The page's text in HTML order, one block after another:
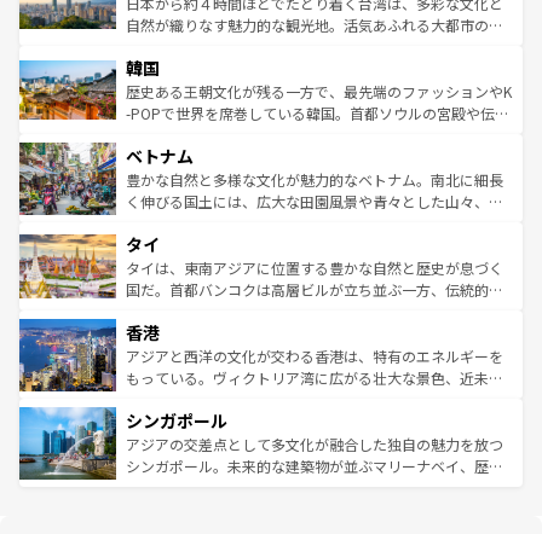
ク、伝統的なフラダンスなど、すべてがハワイの魅力を彩
ワイを、存分に味わってほしい。 なお、新着のハワイ情報
はコンテンツ一覧を参照してほしい。
ど、見どころがたくさん。また、カフェやワイン、オージ
いる。アクティビティも充実しており、サーフィンやダイ
ビング、ハイキングなど、アウトドア好きにはたまらな
い。オーストラリアの多彩な魅力を存分に味わいつくそ
参照してほしい。
自然が織りなす魅力的な観光地。活気あふれる大都市の台
ン）、静ひつな山岳地帯である台湾東部など、都市の喧騒
と山間の静けさが共存しており、訪れる人に新しい発見と
驚きをもたらしてくれる。また、奥深い台湾の食文化も魅
容にもいいと評判のスイーツなど、バラエティ豊かな料理
が味わえる。 なお、新着の台湾情報は コンテンツ一覧を参
照してほしい。
韓国
歴史ある王朝文化が残る一方で、最先端のファッションやK
-POPで世界を席巻している韓国。首都ソウルの宮殿や伝統
き、地方に足を延ばせば四季折々の自然美を楽しむことが
できる。そして、キムチや焼肉、絶品のストリートフード
まで、さまざまな韓国料理が待っている。夜には、韓国な
リティに包まれながら、韓国の多彩な魅力を心ゆくまで味
わってみてほしい。 なお、新着の韓国情報はコンテンツ一
覧を参照してほしい。
ベトナム
豊かな自然と多様な文化が魅力的なベトナム。南北に細長
く伸びる国土には、広大な田園風景や青々とした山々、世
急速な発展と共に伝統が息づく。ハノイの古い町並みやホ
ーチミン市のフランス統治時代の建物も、独特の雰囲気を
醸し出している。また、バラエティの豊かさとおいしさで
とつ。フォーやバインミー、ベトナムコーヒーなどは、ぜ
ひ現地で味わいたい。どの地域を訪れてもあたたかい人々
が旅行者を迎えてくれるので、きっと忘れられない旅にな
参照してほしい。
タイ
タイは、東南アジアに位置する豊かな自然と歴史が息づく
国だ。首都バンコクは高層ビルが立ち並ぶ一方、伝統的な
の活気が交差している。北部ではチェンマイなどの山岳地
帯で自然と触れ合い、南部ではプーケットやクラビの美し
いビーチでリゾート気分を楽しむことができる。タイ料理
激する。気候は一年中温暖で、どの季節にも異なる楽しみ
が待っている。親しみやすいタイの人々、仏教を中心とし
た文化、そして多様な観光資源が、訪れる旅人を魅了し続
香港
アジアと西洋の文化が交わる香港は、特有のエネルギーを
もっている。ヴィクトリア湾に広がる壮大な景色、近未来
み、どこを訪れても感動するはず。観光スポットが密集し
ており、効率よく見どころを回れるのも魅力。息をのむよ
うな絶景から文化的な体験まで、香港を存分に楽しみ尽く
シンガポール
アジアの交差点として多文化が融合した独自の魅力を放つ
シンガポール。未来的な建築物が並ぶマリーナベイ、歴史